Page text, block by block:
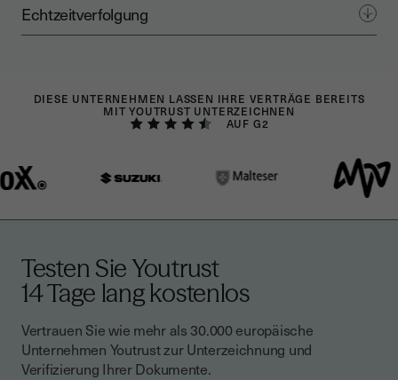
Echtzeitverfolgung
DIESE UNTERNEHMEN LASSEN IHRE VERTRÄGE BEREITS
MIT YOUTRUST UNTERZEICHNEN
AUF G2
Testen Sie Youtrust
14 Tage lang kostenlos
Vertrauen Sie wie mehr als 30.000 europäische
Unternehmen Youtrust zur Unterzeichnung und
Verifizierung Ihrer Dokumente.